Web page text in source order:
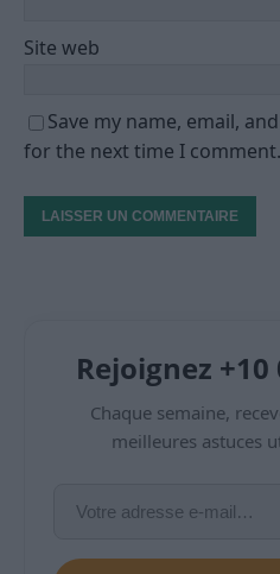
Site web
Save my name, email,
for the next time I comment.
Rejoignez
Chaque semaine,
meilleures astuces